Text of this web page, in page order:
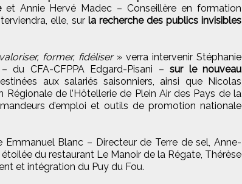
et Annie Hervé Madec – Conseillère en formation
elle, sur la recherche des publics invisibles
former, fidéliser » verra intervenir Stéphanie
du CFA-CFPPA Edgard-Pisani –sur le nouveau
aux salariés saisonniers, ainsi que Nicolas
Régionale de l’Hôtellerie de Plein Air des Pays de la
d’emploi et outils de promotion nationale
Emmanuel Blanc – Directeur de Terre de sel, Anne-
du restaurant Le Manoir de la Régate, Thérèse
et intégration du Puy du Fou.